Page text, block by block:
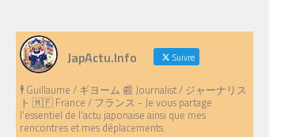
JapActu.Info Suivre
🕴️ Guillaume / ギヨーム 📰 Journalist / ジャーナリス
ト 🇲🇫 France / フランス - Je vous partage
l'essentiel de l'actu japonaise ainsi que mes
rencontres et mes déplacements.